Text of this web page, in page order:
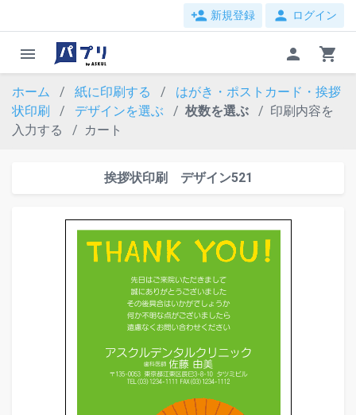
person_add 新規登録 person ログイン
menu person shopping_cart
ホーム 紙に印刷する
はがき・ポストカード・挨拶
状印刷
デザインを選ぶ 枚数を選ぶ
印刷内容を
入力する
カート
挨拶状印刷 デザイン521